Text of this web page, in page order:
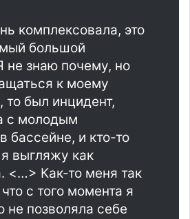
комплексовала, это
большой
не знаю почему, но
к моему
был инцидент,
с молодым
бассейне, и кто-то
я выгляжу как
<…> Как-то меня так
с того момента я
не позволяла себе